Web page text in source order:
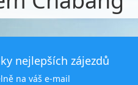
nejlepších zájezdů
na váš e-mail